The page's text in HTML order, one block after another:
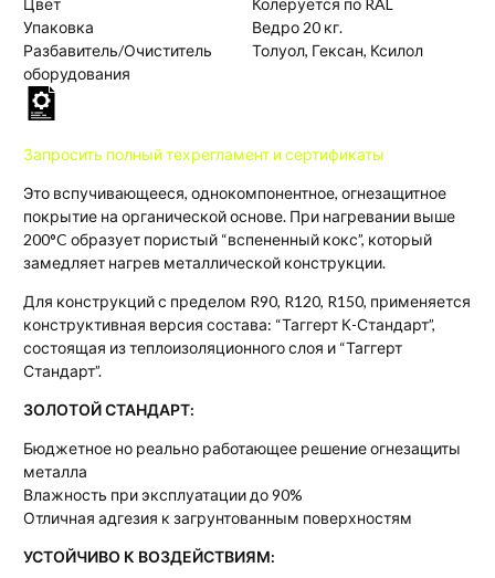
Цвет
Колеруется по RAL
Упаковка
Ведро 20 кг.
Разбавитель/Очиститель
оборудования
Толуол, Гексан, Ксилол
Запросить полный техрегламент и сертификаты
Это вспучивающееся, однокомпонентное, огнезащитное
покрытие на органической основе. При нагревании выше
200°C образует пористый “вспененный кокс”, который
замедляет нагрев металлической конструкции.
Для конструкций с пределом R90, R120, R150, применяется
конструктивная версия состава: “Таггерт К-Стандарт”,
состоящая из теплоизоляционного слоя и “Таггерт
Стандарт”.
ЗОЛОТОЙ СТАНДАРТ:
Бюджетное но реально работающее решение огнезащиты
металла
Влажность при эксплуатации до 90%
Отличная адгезия к загрунтованным поверхностям
УСТОЙЧИВО К ВОЗДЕЙСТВИЯМ: